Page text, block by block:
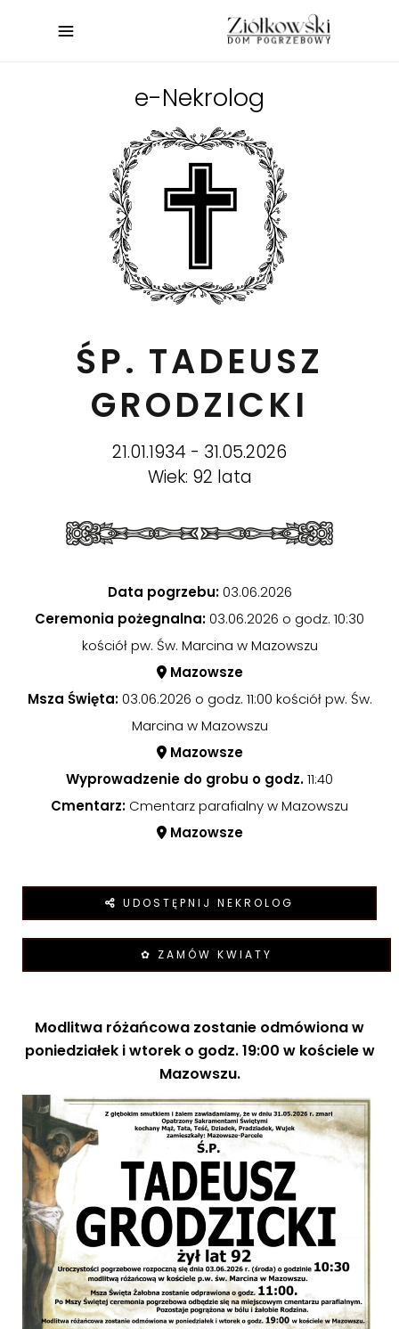
e-Nekrolog
ŚP. TADEUSZ
GRODZICKI
21.01.1934 - 31.05.2026
Wiek: 92 lata
Data pogrzebu:03.06.2026
Ceremonia pożegnalna:03.06.2026 o godz. 10:30
kościół pw. Św. Marcina w Mazowszu
Mazowsze
Msza Święta:03.06.2026 o godz. 11:00 kościół pw. Św.
Marcina w Mazowszu
Mazowsze
Wyprowadzenie do grobu o godz.11:40
Cmentarz: Cmentarz parafialny w Mazowszu
Mazowsze
UDOSTĘPNIJ NEKROLOG
✿ ZAMÓW KWIATY
Modlitwa różańcowa zostanie odmówiona w
poniedziałek i wtorek o godz. 19:00 w kościele w
Mazowszu.